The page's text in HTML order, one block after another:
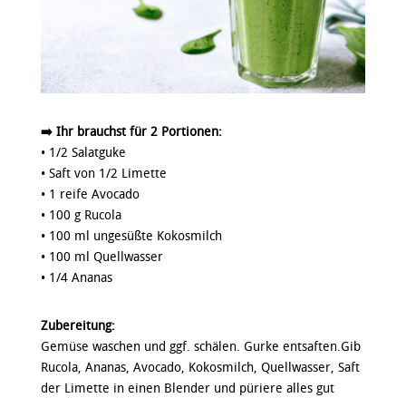
➡️ Ihr brauchst für 2 Portionen:
• 1/2 Salatguke
• Saft von 1/2 Limette
• 1 reife Avocado
• 100 g Rucola
• 100 ml ungesüßte Kokosmilch
• 100 ml Quellwasser
• 1/4 Ananas
Zubereitung:
Gemüse waschen und ggf. schälen. Gurke entsaften.Gib
Rucola, Ananas, Avocado, Kokosmilch, Quellwasser, Saft
der Limette in einen Blender und püriere alles gut